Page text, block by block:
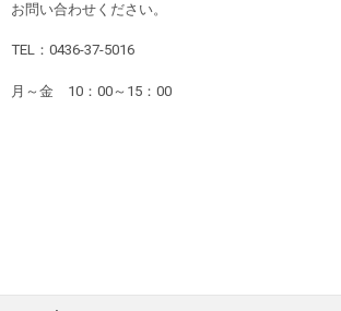
お問い合わせください。
TEL：0436-37-5016
月～金 10：00～15：00